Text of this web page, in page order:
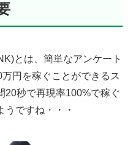
とは、簡単なアンケート
円を稼ぐことができるス
20秒で再現率100%で稼ぐ
うですね・・・